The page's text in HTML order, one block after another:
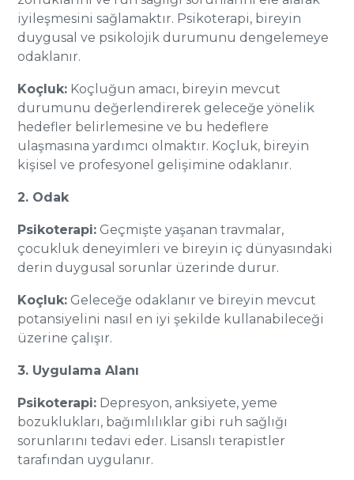
iyileşmesini sağlamaktır. Psikoterapi, bireyin
duygusal ve psikolojik durumunu dengelemeye
odaklanır.
Koçluk: Koçluğun amacı, bireyin mevcut
durumunu değerlendirerek geleceğe yönelik
hedefler belirlemesine ve bu hedeflere
ulaşmasına yardımcı olmaktır. Koçluk, bireyin
kişisel ve profesyonel gelişimine odaklanır.
2. Odak
Psikoterapi: Geçmişte yaşanan travmalar,
çocukluk deneyimleri ve bireyin iç dünyasındaki
derin duygusal sorunlar üzerinde durur.
Koçluk: Geleceğe odaklanır ve bireyin mevcut
potansiyelini nasıl en iyi şekilde kullanabileceği
üzerine çalışır.
3. Uygulama Alanı
Psikoterapi: Depresyon, anksiyete, yeme
bozuklukları, bağımlılıklar gibi ruh sağlığı
sorunlarını tedavi eder. Lisanslı terapistler
tarafından uygulanır.